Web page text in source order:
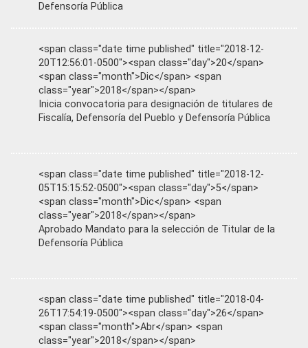
Defensoría Pública
<span class="date time published" title="2018-12-
20T12:56:01-0500"><span class="day">20</span>
<span class="month">Dic</span> <span
class="year">2018</span></span>
Inicia convocatoria para designación de titulares de
Fiscalía, Defensoría del Pueblo y Defensoría Pública
<span class="date time published" title="2018-12-
05T15:15:52-0500"><span class="day">5</span>
<span class="month">Dic</span> <span
class="year">2018</span></span>
Aprobado Mandato para la selección de Titular de la
Defensoría Pública
<span class="date time published" title="2018-04-
26T17:54:19-0500"><span class="day">26</span>
<span class="month">Abr</span> <span
class="year">2018</span></span>